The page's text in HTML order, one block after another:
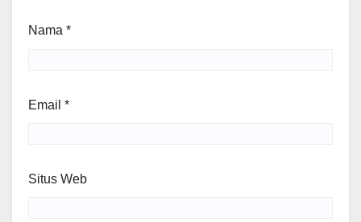
Nama *
Email *
Situs Web